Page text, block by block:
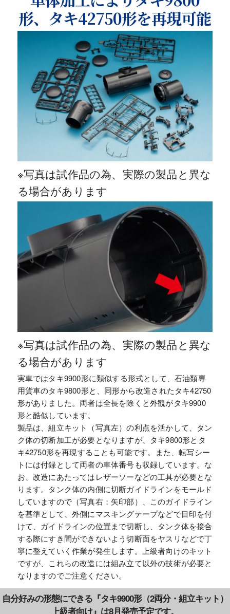
形、タキ42750形を再現可能
※写真は試作品の為、実際の製品と異な
る場合があります
※写真は試作品の為、実際の製品と異な
る場合があります
実車ではタキ9900形に類似する形式として、石油類専
用貨車のタキ9800形と、同形から改造されたタキ42750
形がありました。両者は全長を除くと外観がタキ9900
形と酷似しています。
製品は、組立キット（写真左）の利点を活かして、タン
ク体の切断加工が必要となりますが、タキ9800形とタ
キ42750形を再現することも可能です。また、転写シー
トには付録として両者の車体番号も収録しています。な
お、改造にあたってはレザーソーなどの工具が必要とな
ります。タンク体の内側に切断ガイドラインをモールド
していますので（写真右：矢印部）、このガイドライン
を基準として、外側にマスキングテープなどで目印を付
けて、ガイドラインの位置まで切断し、タンク体を接合
する際にすき間ができないよう切断面をヤスリなどで丁
寧に整えていく作業が発生します。上級者向けのキット
ですが、これらの改造には組み立て以外の技術が必要と
なりますのでご注意ください。
自分好みの形態にできる『タキ9900形（2両分・組立キット）
上級者向け』は8月発売予定です。